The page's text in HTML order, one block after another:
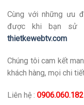
Cùng với những ưu
được khi bạn sử
thietkewebtv.com
Chúng tôi cam kết
khách hàng, mọi chi
Liên hệ : 0906.060.182